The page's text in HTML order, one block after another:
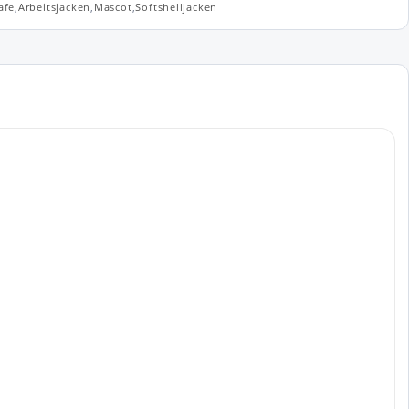
Arbeitsjacken Mascot ,Softshelljacken